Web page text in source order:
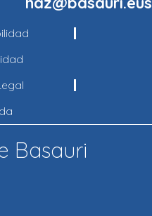
Basauri